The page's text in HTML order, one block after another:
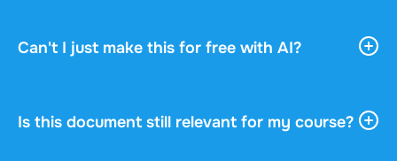
Can't I just make this for free with AI?
actually gets asked in your exam. This document
Is this document still relevant for my course?